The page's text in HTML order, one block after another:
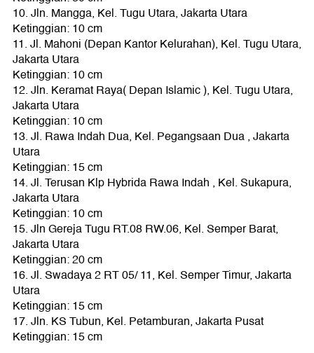
10. Jln. Mangga, Kel. Tugu Utara, Jakarta Utara
Ketinggian: 10 cm
11. Jl. Mahoni (Depan Kantor Kelurahan), Kel. Tugu Utara,
Jakarta Utara
Ketinggian: 10 cm
12. Jln. Keramat Raya( Depan Islamic ), Kel. Tugu Utara,
Jakarta Utara
Ketinggian: 10 cm
13. Jl. Rawa Indah Dua, Kel. Pegangsaan Dua , Jakarta
Utara
Ketinggian: 15 cm
14. Jl. Terusan Klp Hybrida Rawa Indah , Kel. Sukapura,
Jakarta Utara
Ketinggian: 10 cm
15. Jln Gereja Tugu RT.08 RW.06, Kel. Semper Barat,
Jakarta Utara
Ketinggian: 20 cm
16. Jl. Swadaya 2 RT 05/ 11, Kel. Semper Timur, Jakarta
Utara
Ketinggian: 15 cm
17. Jln. KS Tubun, Kel. Petamburan, Jakarta Pusat
Ketinggian: 15 cm